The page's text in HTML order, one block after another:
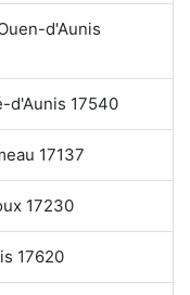
d'Aunis
d'Aunis 17540
17137
17230
17620